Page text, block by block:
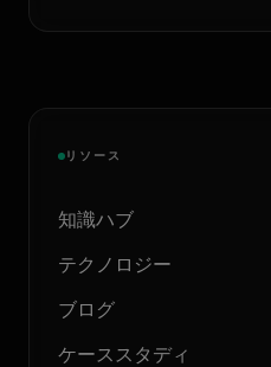
リソース
知識ハブ
テクノロジー
ブログ
ケーススタディ